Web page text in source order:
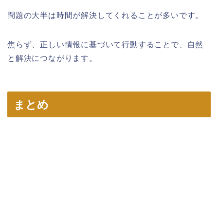
問題の大半は時間が解決してくれることが多いです。
焦らず、正しい情報に基づいて行動することで、自然
と解決につながります。
まとめ